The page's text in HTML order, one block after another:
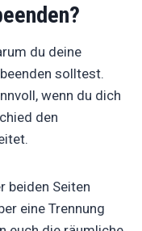
du deine
solltest.
wenn du dich
den
beiden Seiten
eine Trennung